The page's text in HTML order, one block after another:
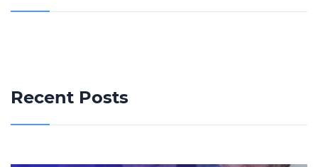
Recent Posts